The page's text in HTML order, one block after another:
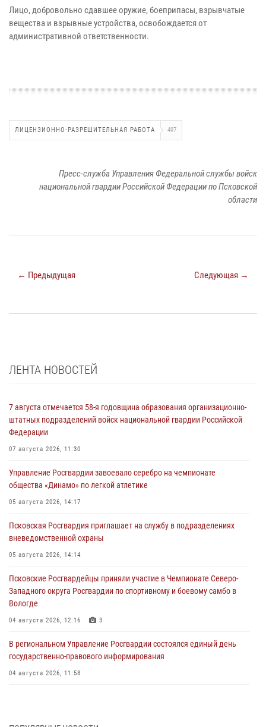
Лицо, добровольно сдавшее оружие, боеприпасы, взрывчатые
вещества и взрывные устройства, освобождается от
административной ответственности.
ЛИЦЕНЗИОННО-РАЗРЕШИТЕЛЬНАЯ РАБОТА 497
Пресс-служба Управления Федеральной службы войск
национальной гвардии Российской Федерации по Псковской
области
← Предыдущая Следующая →
ЛЕНТА НОВОСТЕЙ
7 августа отмечается 58-я годовщина образования организационно-
штатных подразделений войск национальной гвардии Российской
Федерации
07 августа 2026, 11:30
Управление Росгвардии завоевало серебро на чемпионате
общества «Динамо» по легкой атлетике
05 августа 2026, 14:17
Псковская Росгвардия приглашает на службу в подразделениях
вневедомственной охраны
05 августа 2026, 14:14
Псковские Росгвардейцы приняли участие в Чемпионате Северо-
Западного округа Росгвардии по спортивному и боевому самбо в
Вологде
04 августа 2026, 12:16 3
В региональном Управление Росгвардии состоялся единый день
государственно-правового информирования
04 августа 2026, 11:58